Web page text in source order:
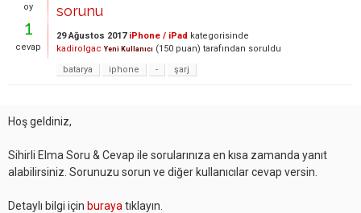
oy
1
cevap
sorunu
29 Ağustos 2017 iPhone / iPad kategorisinde
kadirolgac Yeni Kullanıcı (150 puan) tarafından soruldu
batarya
iphone - şarj
Hoş geldiniz,
Sihirli Elma Soru & Cevap ile sorularınıza en kısa zamanda yanıt
alabilirsiniz. Sorunuzu sorun ve diğer kullanıcılar cevap versin.
Detaylı bilgi için buraya tıklayın.